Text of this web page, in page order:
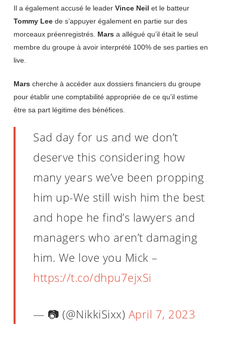
Il a également accusé le leader Vince Neil et le batteur
Tommy Leede s’appuyer également en partie sur des
morceaux préenregistrés. Mars a allégué qu’il était le seul
membre du groupe à avoir interprété 100% de ses parties en
live.
Mars cherche à accéder aux dossiers financiers du groupe
pour établir une comptabilité appropriée de ce qu’il estime
être sa part légitime des bénéfices.
Sad day for us and we don’t
deserve this considering how
many years we’ve been propping
him up-We still wish him the best
and hope he find’s lawyers and
managers who aren’t damaging
him. We love you Mick –
https://t.co/dhpu7ejxSi
— 📷 (@NikkiSixx) April 7, 2023